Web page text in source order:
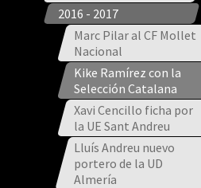
2016 - 2017
Marc Pilar al CF Mollet
Nacional
Kike Ramírez con la
Selección Catalana
Xavi Cencillo ficha por
la UE Sant Andreu
Lluís Andreu nuevo
portero de la UD
Almería